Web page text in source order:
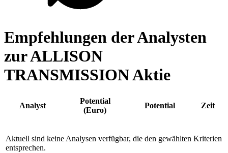
Empfehlungen der Analysten
zur ALLISON
TRANSMISSION Aktie
Analyst
Potential
(Euro)
Potential Zeit
Aktuell sind keine Analysen verfügbar, die den gewählten Kriterien
entsprechen.